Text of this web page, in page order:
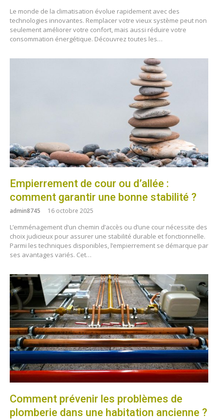
Le monde de la climatisation évolue rapidement avec des
technologies innovantes. Remplacer votre vieux système peut non
seulement améliorer votre confort, mais aussi réduire votre
consommation énergétique. Découvrez toutes les…
Empierrement de cour ou d’allée :
comment garantir une bonne stabilité ?
admin8745 16 octobre 2025
L’emménagement d’un chemin d’accès ou d’une cour nécessite des
choix judicieux pour assurer une stabilité durable et fonctionnelle.
Parmi les techniques disponibles, l’empierrement se démarque par
ses avantages variés. Cet…
Comment prévenir les problèmes de
plomberie dans une habitation ancienne ?